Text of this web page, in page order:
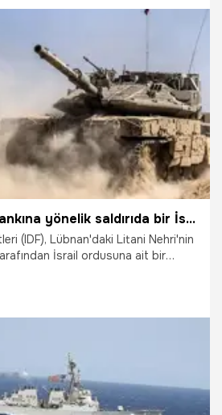
Sverchkov ve Sergei Mikayev ise
Lübnan'da İsrail tankına yönelik saldırıda bir İsrail askeri öldü
(IDF), Lübnan'daki Litani Nehri'nin
İsrail ordusuna ait bir